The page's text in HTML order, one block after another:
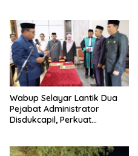
Wabup Selayar Lantik Dua
Pejabat Administrator
Disdukcapil, Perkuat